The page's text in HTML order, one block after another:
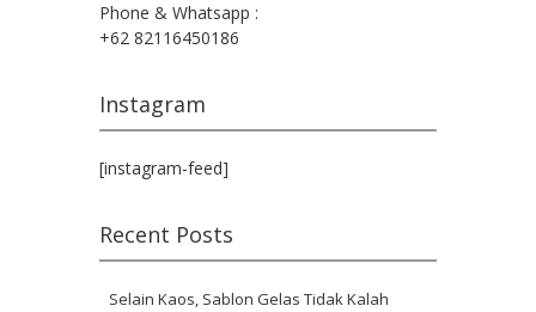
Phone & Whatsapp :
+62 82116450186
Instagram
[instagram-feed]
Recent Posts
Selain Kaos, Sablon Gelas Tidak Kalah